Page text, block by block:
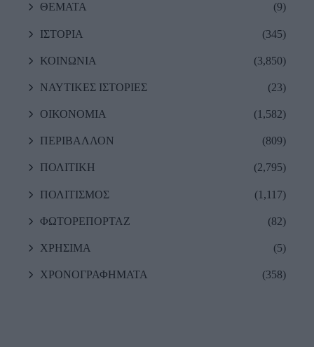
ΘΕΜΑΤΑ (9)
ΙΣΤΟΡΙΑ (345)
ΚΟΙΝΩΝΙΑ (3,850)
ΝΑΥΤΙΚΕΣ ΙΣΤΟΡΙΕΣ (23)
ΟΙΚΟΝΟΜΙΑ (1,582)
ΠΕΡΙΒΑΛΛΟΝ (809)
ΠΟΛΙΤΙΚΗ (2,795)
ΠΟΛΙΤΙΣΜΟΣ (1,117)
ΦΩΤΟΡΕΠΟΡΤΑΖ (82)
ΧΡΗΣΙΜΑ (5)
ΧΡΟΝΟΓΡΑΦΗΜΑΤΑ (358)